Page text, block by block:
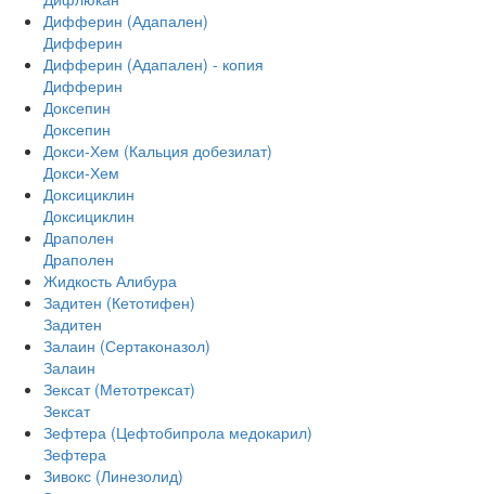
Дифферин (Адапален)
Дифферин
Дифферин (Адапален) - копия
Дифферин
Доксепин
Доксепин
Докси-Хем (Кальция добезилат)
Докси-Хем
Доксициклин
Доксициклин
Драполен
Драполен
Жидкость Алибура
Задитен (Кетотифен)
Задитен
Залаин (Сертаконазол)
Залаин
Зексат (Метотрексат)
Зексат
Зефтера (Цефтобипрола медокарил)
Зефтера
Зивокс (Линезолид)